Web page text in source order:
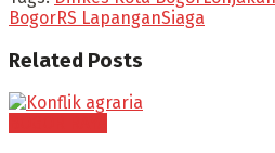
BogorRS LapanganSiaga
Related Posts